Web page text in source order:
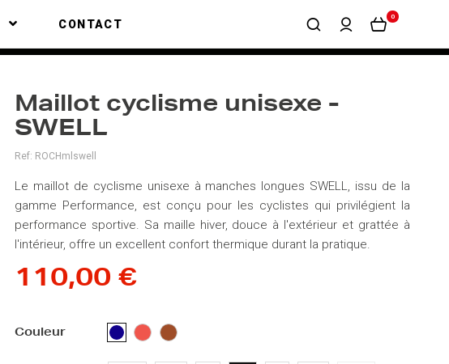
CONTACT
0
Maillot cyclisme unisexe -
SWELL
Ref: ROCHmlswell
Le maillot de cyclisme unisexe à manches longues SWELL, issu de la
gamme Performance, est conçu pour les cyclistes qui privilégient la
performance sportive. Sa maille hiver, douce à l'extérieur et grattée à
l'intérieur, offre un excellent confort thermique durant la pratique.
110,00 €
Couleur
BLEU
FONCÉ
CORAILMARRON